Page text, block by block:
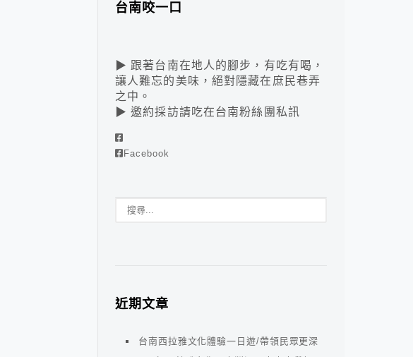
台南咬一口
▶ 跟著台南在地人的腳步，有吃有喝，
讓人難忘的美味，絕對隱藏在庶民巷弄
之中。
▶ 邀約採訪請吃在台南粉絲團私訊
Facebook
近期文章
台南西拉雅文化體驗一日遊/帶領民眾更深